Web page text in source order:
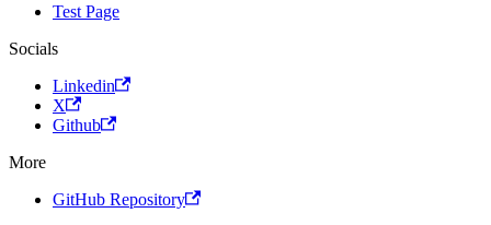
Test Page
Socials
Linkedin
X
Github
More
GitHub Repository